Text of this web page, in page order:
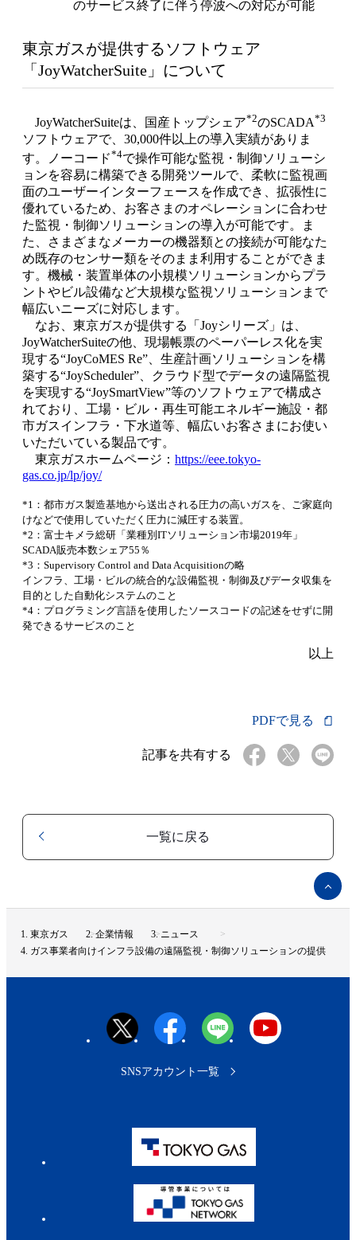
のサービス終了に伴う停波への対応が可能
東京ガスが提供するソフトウェア
「JoyWatcherSuite」について
JoyWatcherSuiteは、国産トップシェア*2のSCADA*3
ソフトウェアで、30,000件以上の導入実績がありま
す。ノーコード*4で操作可能な監視・制御ソリューシ
ョンを容易に構築できる開発ツールで、柔軟に監視画
面のユーザーインターフェースを作成でき、拡張性に
優れているため、お客さまのオペレーションに合わせ
た監視・制御ソリューションの導入が可能です。ま
た、さまざまなメーカーの機器類との接続が可能なた
め既存のセンサー類をそのまま利用することができま
す。機械・装置単体の小規模ソリューションからプラ
ントやビル設備など大規模な監視ソリューションまで
幅広いニーズに対応します。
なお、東京ガスが提供する「Joyシリーズ」は、
JoyWatcherSuiteの他、現場帳票のペーパーレス化を実
現する“JoyCoMES Re”、生産計画ソリューションを構
築する“JoyScheduler”、クラウド型でデータの遠隔監視
を実現する“JoySmartView”等のソフトウェアで構成さ
れており、工場・ビル・再生可能エネルギー施設・都
市ガスインフラ・下水道等、幅広いお客さまにお使い
いただいている製品です。
東京ガスホームページ： https://eee.tokyo-
gas.co.jp/lp/joy/
*1：都市ガス製造基地から送出される圧力の高いガスを、ご家庭向
けなどで使用していただく圧力に減圧する装置。
*2：富士キメラ総研「業種別ITソリューション市場2019年」
SCADA販売本数シェア55％
*3：Supervisory Control and Data Acquisitionの略
インフラ、工場・ビルの統合的な設備監視・制御及びデータ収集を
目的とした自動化システムのこと
*4：プログラミング言語を使用したソースコードの記述をせずに開
発できるサービスのこと
以上
PDFで見る
記事を共有する
一覧に戻る
ペ
ー
ジ
ッ
へ
東京ガス 企業情報
ニュース
ガス事業者向けインフラ設備の遠隔監視・制御ソリューションの提供
SNSアカウント一覧